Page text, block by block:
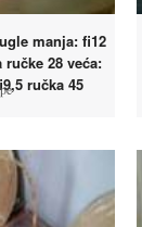
manja: fi12
28 veća:
ručka 45